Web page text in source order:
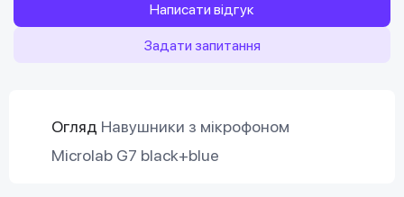
Написати відгук
Задати запитання
Огляд Навушники з мікрофоном
Microlab G7 black+blue